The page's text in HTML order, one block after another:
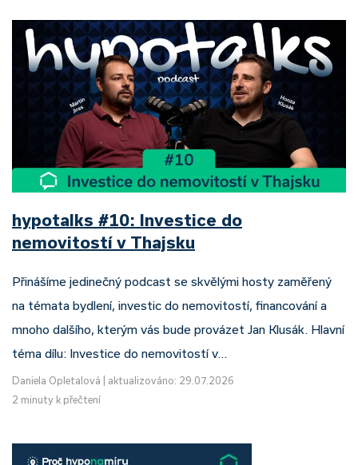
hypotalks #10: Investice do
nemovitostí v Thajsku
Přinášíme jedinečný podcast se skvělými hosty zaměřený
na témata bydlení, investic do nemovitostí, financování a
mnoho dalšího, kterým vás bude provázet Jan Klusák. Hlavní
téma dílu: Investice do nemovitostí v…
Daniela Opletalová
aktualizováno: 29.07.2026
2 minuty k přečtení